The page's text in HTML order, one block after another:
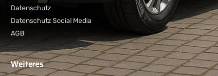
Datenschutz
Datenschutz Social Media
AGB
Weiteres